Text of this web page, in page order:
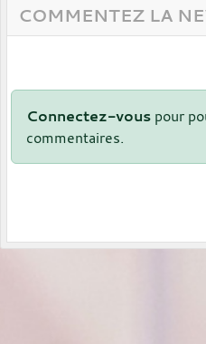
COMMENTEZ LA
Connectez-vous pour
commentaires.